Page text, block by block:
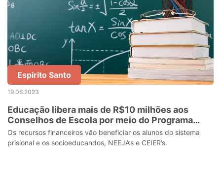
Espirito Santo
19.06.2023
Educação libera mais de R$10 milhões aos
Conselhos de Escola por meio do Programa
Estadual de Gestão Financeira Escolar
Os recursos financeiros vão beneficiar os alunos do sistema
prisional e os socioeducandos, NEEJA’s e CEIER’s.